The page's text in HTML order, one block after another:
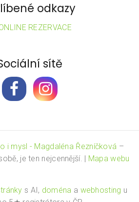
odkazy
REZERVACE
sítě
i mysl - Magdaléna Řezníčková –
je ten nejcennější. | Mapa webu
s AI, doména a webhosting u